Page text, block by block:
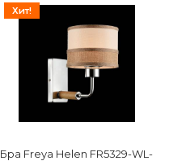
Хит!
Бра Freya Helen FR5329-WL-